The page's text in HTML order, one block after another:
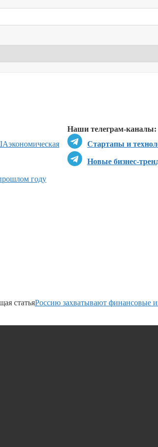
Наши телеграм-каналы:
Стартапы и
Новые бизнес-
экономическая
году
статьяРоссию захватывают финансовые